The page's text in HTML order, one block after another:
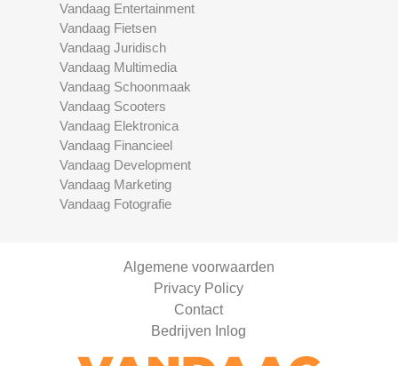
Vandaag Entertainment
Vandaag Fietsen
Vandaag Juridisch
Vandaag Multimedia
Vandaag Schoonmaak
Vandaag Scooters
Vandaag Elektronica
Vandaag Financieel
Vandaag Development
Vandaag Marketing
Vandaag Fotografie
Algemene voorwaarden
Privacy Policy
Contact
Bedrijven Inlog